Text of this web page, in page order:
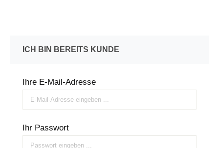
ICH BIN BEREITS KUNDE
Ihre E-Mail-Adresse
Ihr Passwort